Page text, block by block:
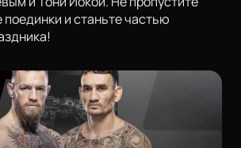
и станьте частью